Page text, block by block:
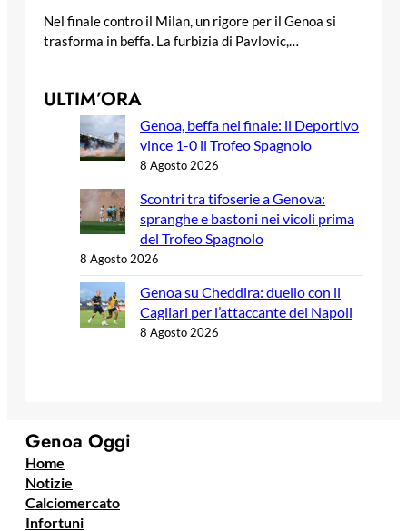
Nel finale contro il Milan, un rigore per il Genoa si
trasforma in beffa. La furbizia di Pavlovic,…
ULTIM’ORA
Genoa, beffa nel finale: il Deportivo
vince 1-0 il Trofeo Spagnolo
8 Agosto 2026
Scontri tra tifoserie a Genova:
spranghe e bastoni nei vicoli prima
del Trofeo Spagnolo
8 Agosto 2026
Genoa su Cheddira: duello con il
Cagliari per l’attaccante del Napoli
8 Agosto 2026
Genoa Oggi
Home
Notizie
Calciomercato
Infortuni